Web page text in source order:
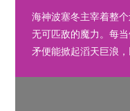
欢乐时光
星光小镇
加勒比旋风
欢乐大巡游
其他演艺／时
海神波塞冬主宰着整
无可匹敌的魔力。每
矛便能掀起滔天巨浪